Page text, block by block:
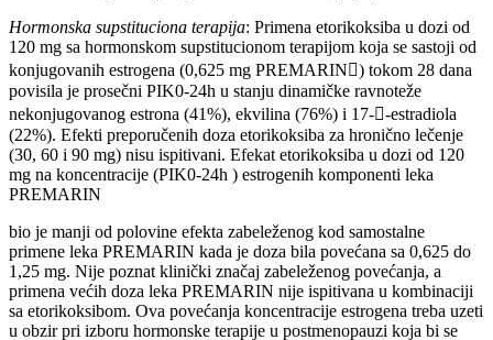
Hormonska supstituciona terapija: Primena etorikoksiba u dozi od
120 mg sa hormonskom supstitucionom terapijom koja se sastoji od
konjugovanih estrogena (0,625 mg PREMARIN) tokom 28 dana
povisila je prosečni PIK0-24h u stanju dinamičke ravnoteže
nekonjugovanog estrona (41%), ekvilina (76%) i 17--estradiola
(22%). Efekti preporučenih doza etorikoksiba za hronično lečenje
(30, 60 i 90 mg) nisu ispitivani. Efekat etorikoksiba u dozi od 120
mg na koncentracije (PIK0-24h ) estrogenih komponenti leka
PREMARIN
bio je manji od polovine efekta zabeleženog kod samostalne
primene leka PREMARIN kada je doza bila povećana sa 0,625 do
1,25 mg. Nije poznat klinički značaj zabeleženog povećanja, a
primena većih doza leka PREMARIN nije ispitivana u kombinaciji
sa etorikoksibom. Ova povećanja koncentracije estrogena treba uzeti
u obzir pri izboru hormonske terapije u postmenopauzi koja bi se